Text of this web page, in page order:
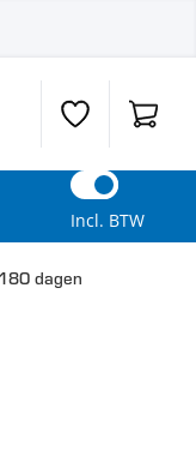
Verlanglijst
Incl. BTW
dagen